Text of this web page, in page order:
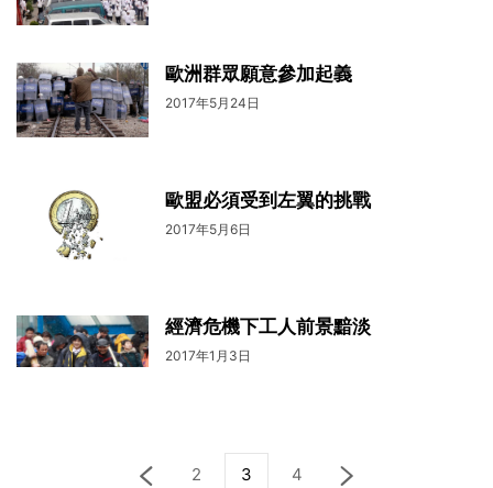
歐洲群眾願意參加起義
2017年5月24日
歐盟必須受到左翼的挑戰
2017年5月6日
經濟危機下工人前景黯淡
2017年1月3日
2 3 4